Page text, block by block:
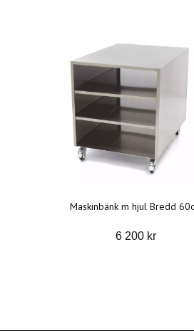
Maskinbänk m hjul Bredd
6 200 kr